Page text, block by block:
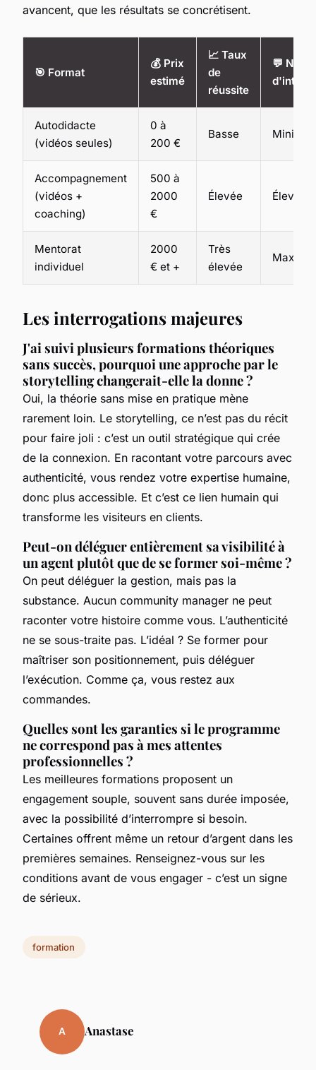
avancent, que les résultats se concrétisent.
🎯 Format
💰 Prix
estimé
📈 Taux
de
réussite
💬
Autodidacte
(vidéos seules)
0 à
200 €
Basse
Accompagnement
(vidéos +
coaching)
500 à
2000
€
Élevée Élevée
Mentorat
individuel
2000
€ et +
Très
élevée
Les interrogations majeures
J'ai suivi plusieurs formations théoriques
sans succès, pourquoi une approche par le
storytelling changerait-elle la donne ?
Oui, la théorie sans mise en pratique mène
rarement loin. Le storytelling, ce n’est pas du récit
pour faire joli : c’est un outil stratégique qui crée
de la connexion. En racontant votre parcours avec
authenticité, vous rendez votre expertise humaine,
donc plus accessible. Et c’est ce lien humain qui
transforme les visiteurs en clients.
Peut-on déléguer entièrement sa visibilité à
un agent plutôt que de se former soi-même ?
On peut déléguer la gestion, mais pas la
substance. Aucun community manager ne peut
raconter votre histoire comme vous. L’authenticité
ne se sous-traite pas. L’idéal ? Se former pour
maîtriser son positionnement, puis déléguer
l’exécution. Comme ça, vous restez aux
commandes.
Quelles sont les garanties si le programme
ne correspond pas à mes attentes
professionnelles ?
Les meilleures formations proposent un
engagement souple, souvent sans durée imposée,
avec la possibilité d’interrompre si besoin.
Certaines offrent même un retour d’argent dans les
premières semaines. Renseignez-vous sur les
conditions avant de vous engager - c’est un signe
de sérieux.
formation
A Anastase